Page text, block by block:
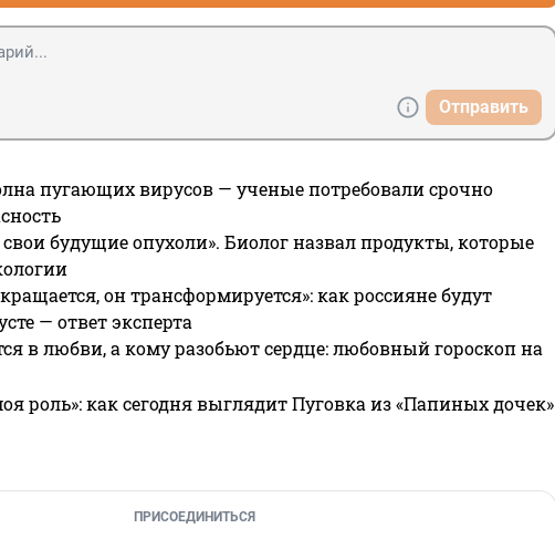
Отправить
пугающих вирусов — ученые потребовали срочно
будущие опухоли». Биолог назвал продукты, которые
он трансформируется»: как россияне будут
— ответ эксперта
в любви, а кому разобьют сердце: любовный гороскоп на
роль»: как сегодня выглядит Пуговка из «Папиных дочек»
ПРИСОЕДИНИТЬСЯ